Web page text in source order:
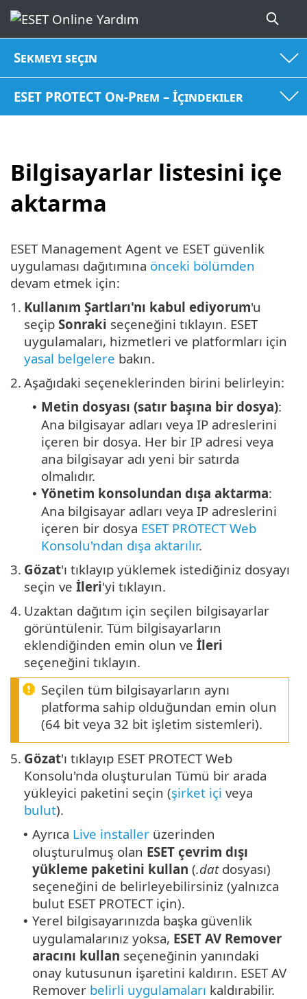
Sekmeyi seçin
ESET PROTECT On-Prem – İçindekiler
Bilgisayarlar listesini içe
aktarma
ESET Management Agent ve ESET güvenlik
uygulaması dağıtımına önceki bölümden
devam etmek için:
1. Kullanım Şartları'nı kabul ediyorum'u
seçip Sonraki seçeneğini tıklayın. ESET
uygulamaları, hizmetleri ve platformları için
yasal belgelere bakın.
2. Aşağıdaki seçeneklerinden birini belirleyin:
• Metin dosyası (satır başına bir dosya):
Ana bilgisayar adları veya IP adreslerini
içeren bir dosya. Her bir IP adresi veya
ana bilgisayar adı yeni bir satırda
olmalıdır.
• Yönetim konsolundan dışa aktarma:
Ana bilgisayar adları veya IP adreslerini
içeren bir dosya ESET PROTECT Web
Konsolu'ndan dışa aktarılır.
3. Gözat'ı tıklayıp yüklemek istediğiniz dosyayı
seçin ve İleri'yi tıklayın.
4. Uzaktan dağıtım için seçilen bilgisayarlar
görüntülenir. Tüm bilgisayarların
eklendiğinden emin olun ve İleri
seçeneğini tıklayın.
Seçilen tüm bilgisayarların aynı
platforma sahip olduğundan emin olun
(64 bit veya 32 bit işletim sistemleri).
5. Gözat'ı tıklayıp ESET PROTECT Web
Konsolu'nda oluşturulan Tümü bir arada
yükleyici paketini seçin (şirket içi veya
bulut).
• Ayrıca Live installer üzerinden
oluşturulmuş olan ESET çevrim dışı
yükleme paketini kullan (.datdosyası)
seçeneğini de belirleyebilirsiniz (yalnızca
bulut ESET PROTECT için).
• Yerel bilgisayarınızda başka güvenlik
uygulamalarınız yoksa, ESET AV Remover
aracını kullan seçeneğinin yanındaki
onay kutusunun işaretini kaldırın. ESET AV
Remover belirli uygulamaları kaldırabilir.